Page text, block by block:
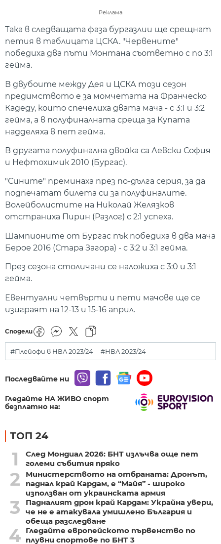
Реклама
Така в следващата фаза бургазлии ще срещнат
петия в таблицата ЦСКА. "Червените"
победиха два пъти Монтана съответно с по 3:1
гейма.
В двубоите между Дея и ЦСКА този сезон
предимството е за момчетата на Франческо
Кадеду, които спечелиха двата мача - с 3:1 и 3:2
гейма, а в полуфиналната среща за Купата
надделяха в пет гейма.
В другата полуфинална двойка са Левски София
и Нефтохимик 2010 (Бургас).
"Сините" преминаха през по-дълга серия, за да
подпечатат билета си за полуфиналите.
Волейболистите на Николай Желязков
отстраниха Пирин (Разлог) с 2:1 успеха.
Шампионите от Бургас пък победиха в два мача
Берое 2016 (Стара Загора) - с 3:2 и 3:1 гейма.
През сезона столичани се наложиха с 3:0 и 3:1
гейма.
Евентуални четвърти и пети мачове ще се
изиграят на 12-13 и 15-16 април.
Сподели
#Плейофи в НВЛ 2023/24 #НВЛ 2023/24
Последвайте ни
Гледайте НА ЖИВО спорт
безплатно на:
ТОП 24
1
След Мондиал 2026: БНТ излъчва още пет
големи събития пряко
2
Министерството на отбраната: Дронът,
паднал край Кардам, е “Майя” - широко
използван от украинската армия
3
Падналият дрон край Кардам: Украйна увери,
че не е атакувала умишлено България и
обеща разследване
4 Гледайте европейското първенство по
плувни спортове по БНТ 3